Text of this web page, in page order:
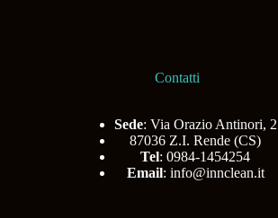
Contatti
Sede: Via Orazio Antinori, 2
87036 Z.I. Rende (CS)
Tel: 0984-1454254
Email: info@innclean.it